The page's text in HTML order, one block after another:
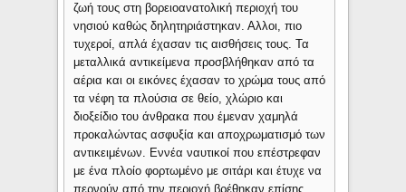
ζωή τους στη βορειοανατολική περιοχή του
νησιού καθώς δηλητηριάστηκαν. Αλλοι, πιο
τυχεροί, απλά έχασαν τις αισθήσεις τους. Τα
μεταλλικά αντικείμενα προσβλήθηκαν από τα
αέρια και οι εικόνες έχασαν το χρώμα τους από
τα νέφη τα πλούσια σε θείο, χλώριο και
διοξείδιο του άνθρακα που έμεναν χαμηλά
προκαλώντας ασφυξία και αποχρωματισμό των
αντικειμένων. Εννέα ναυτικοί που επέστρεφαν
με ένα πλοίο φορτωμένο με σιτάρι και έτυχε να
περνούν από την περιοχή βρέθηκαν επίσης